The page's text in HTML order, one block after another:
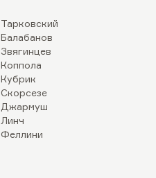
Тарковский
Балабанов
Звягинцев
Коппола
Кубрик
Скорсезе
Джармуш
Линч
Феллини